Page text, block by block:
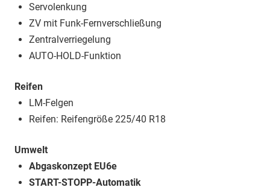
Servolenkung
ZV mit Funk-Fernverschließung
Zentralverriegelung
AUTO-HOLD-Funktion
Reifen
LM-Felgen
Reifen: Reifengröße 225/40 R18
Umwelt
Abgaskonzept EU6e
START-STOPP-Automatik